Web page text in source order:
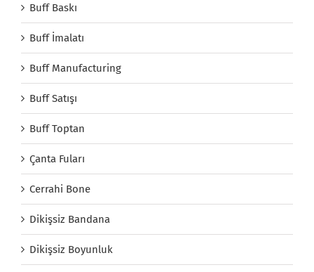
Buff Baskı
Buff İmalatı
Buff Manufacturing
Buff Satışı
Buff Toptan
Çanta Fuları
Cerrahi Bone
Dikişsiz Bandana
Dikişsiz Boyunluk